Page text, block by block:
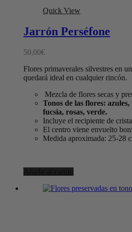
Quick View
Jarrón Perséfone
50,00€
Flores primaverales silvestres en
quedará ideal en cualquier rincón.
Mezcla de flores secas y
Tonos de las flores:
fucsia, rosas, verde.
Incluye el recipiente de
El centro viene envuelto
Medida aproximada: 25-28